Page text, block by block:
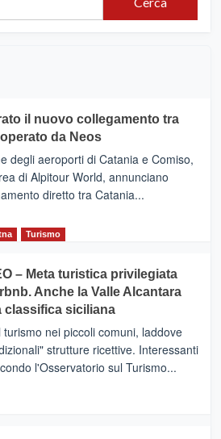
il nuovo collegamento tra
da Neos
degli aeroporti di Catania e Comiso,
di Alpitour World, annunciano
diretto tra Catania...
Turismo
– Meta turistica privilegiata
Anche la Valle Alcantara
classifica siciliana
turismo nei piccoli comuni, laddove
strutture ricettive. Interessanti
l'Osservatorio sul Turismo...